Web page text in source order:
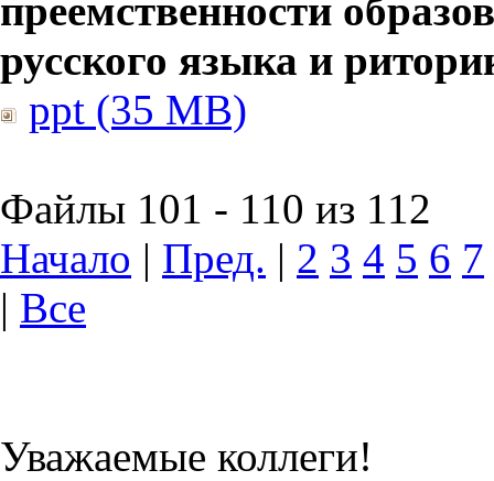
преемственности
русского языка и
ppt (35 MB)
Файлы 101 - 110 из 112
Начало | Пред. | 2 3 4 5 6 7
| Все
Уважаемые коллеги!